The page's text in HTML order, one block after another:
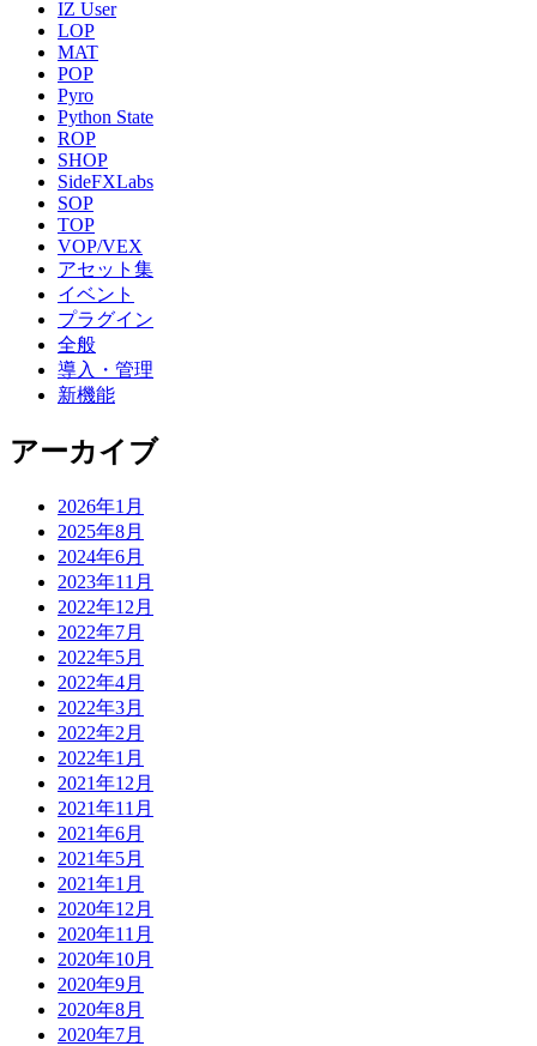
IZ User
LOP
MAT
POP
Pyro
Python State
ROP
SHOP
SideFXLabs
SOP
TOP
VOP/VEX
アセット集
イベント
プラグイン
全般
導入・管理
新機能
アーカイブ
2026年1月
2025年8月
2024年6月
2023年11月
2022年12月
2022年7月
2022年5月
2022年4月
2022年3月
2022年2月
2022年1月
2021年12月
2021年11月
2021年6月
2021年5月
2021年1月
2020年12月
2020年11月
2020年10月
2020年9月
2020年8月
2020年7月